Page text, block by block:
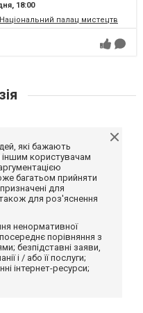
18:00
Національний палац мистецтв
які бажають
користувачам
багатьом прийняти
для
для роз'яснення
ненормативної
порівняння з
безпідставні заяви,
і / або її послуги;
інтернет-ресурси;